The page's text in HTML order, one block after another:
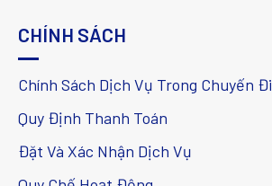
CHÍNH SÁCH
Chính Sách Dịch Vụ Trong Chuyến Đi
Quy Định Thanh Toán
Đặt Và Xác Nhận Dịch Vụ